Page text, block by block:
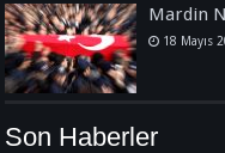
Mardin
18 Mayıs
Son Haberler